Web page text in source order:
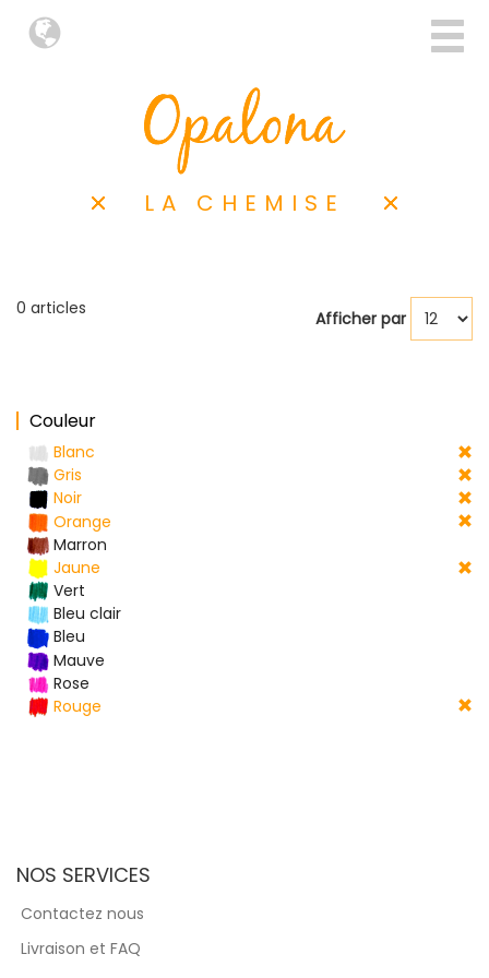
LA CHEMISE
0 articles Afficher par
Couleur
Blanc
Gris
Noir
Orange
Marron
Jaune
Vert
Bleu clair
Bleu
Mauve
Rose
Rouge
NOS SERVICES
Contactez nous
Livraison et FAQ